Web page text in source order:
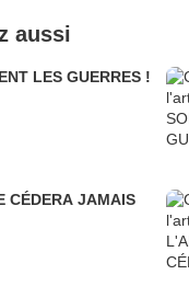
aussi
LES GUERRES !
CÉDERA JAMAIS